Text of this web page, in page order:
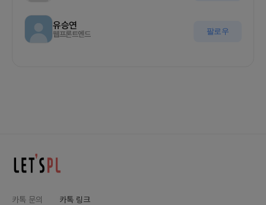
유승연
웹프론트엔드 팔로우
카톡 문의
카톡 링크